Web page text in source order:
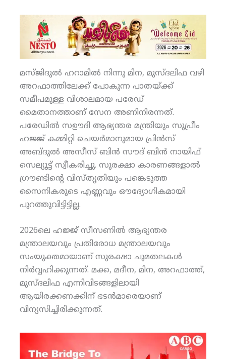
മസ്ജിദുല്‍ ഹറാമില്‍ നിന്നു മിന, മുസ്ദലിഫ വഴി
അറഫാത്തിലേക്ക് പോകുന്ന പാതയ്ക്ക്
സമീപമുള്ള വിശാലമായ പരേഡ്
മൈതാനത്താണ് സേന അണിനിരന്നത്.
പരേഡില്‍ സഊദി ആഭ്യന്തര മന്ത്രിയും സുപ്രീം
ഹജ്ജ് കമ്മിറ്റി ചെയര്‍മാനുമായ പ്രിന്‍സ്
അബ്ദുല്‍ അസീസ് ബിന്‍ സൗദ് ബിന്‍ നായിഫ്
സെല്യൂട്ട് സ്വീകരിച്ചു. സുരക്ഷാ കാരണങ്ങളാല്‍
ഗ്രൗണ്ടിന്റെ വിസ്തൃതിയും പങ്കെടുത്ത
സൈനികരുടെ എണ്ണവും ഔദ്യോഗികമായി
പുറത്തുവിട്ടിട്ടില്ല.
2026ലെ ഹജ്ജ് സീസണില്‍ ആഭ്യന്തര
മന്ത്രാലയവും പ്രതിരോധ മന്ത്രാലയവും
സംയുക്തമായാണ് സുരക്ഷാ ചുമതലകള്‍
നിര്‍വ്വഹിക്കുന്നത്. മക്ക, മദീന, മിന, അറഫാത്ത്,
മുസ്ദലിഫ എന്നിവിടങ്ങളിലായി
ആയിരക്കണക്കിന് ഭടന്‍മാരെയാണ്
വിന്യസിച്ചിരിക്കുന്നത്.